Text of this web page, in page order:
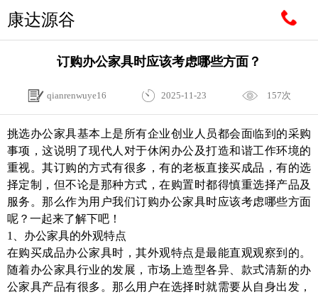
康达源谷
订购办公家具时应该考虑哪些方面？
qianrenwuye16 2025-11-23 157次
挑选办公家具基本上是所有企业创业人员都会面临到的采购
事项，这说明了现代人对于休闲办公及打造和谐工作环境的
重视。其订购的方式有很多，有的老板直接买成品，有的选
择定制，但不论是那种方式，在购置时都得慎重选择产品及
服务。那么作为用户我们订购办公家具时应该考虑哪些方面
呢？一起来了解下吧！
1、办公家具的外观特点
在购买成品办公家具时，其外观特点是最能直观观察到的。
随着办公家具行业的发展，市场上造型各异、款式清新的办
公家具产品有很多。那么用户在选择时就需要从自身出发，